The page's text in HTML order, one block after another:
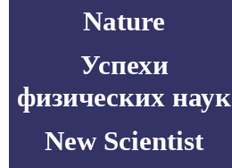
Nature
Успехи
физических наук
New Scientist